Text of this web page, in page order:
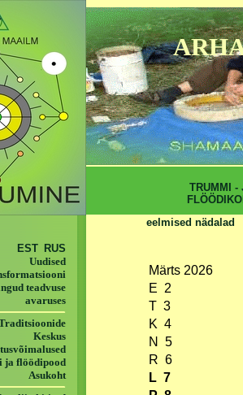
eelmised nädalad
Märts 2026
E 2
T 3
K 4
N 5
R 6
L 7
EST RUS
Uudised
teadvuse
avaruses
Keskus
ja flöödipood
Asukoht
TRUMMI -